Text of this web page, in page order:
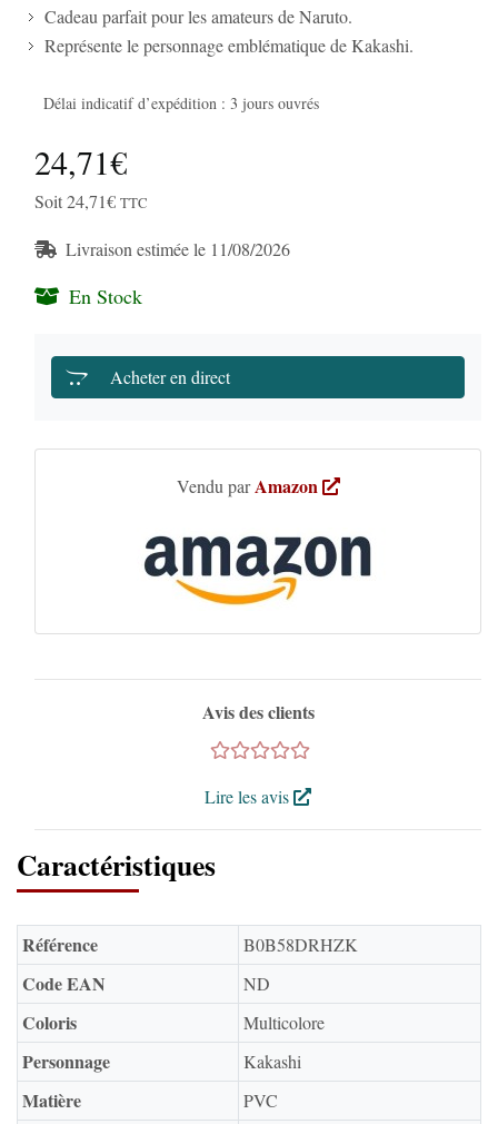
Cadeau parfait pour les amateurs de Naruto.
Représente le personnage emblématique de Kakashi.
Délai indicatif d’expédition : 3 jours ouvrés
24,71€
Soit 24,71€ TTC
Livraison estimée le 11/08/2026
En Stock
Acheter en direct
Vendu parAmazon
Avis des clients
Lire les avis
Caractéristiques
Référence B0B58DRHZK
Code EAN ND
Coloris Multicolore
Personnage Kakashi
Matière PVC